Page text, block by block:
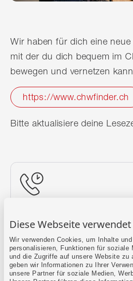
Diese Webseite
Wir verwenden Cookies, um Inhalte
personalisieren, Funktionen für soziale
und die Zugriffe auf unsere Website zu
geben wir Informationen zu Ihrer
unsere Partner für soziale Medien,
Wir haben für dich eine
mit der du dich bequem im
bewegen und vernetzen
https://www.chwfinder.ch
Bitte aktualisiere deine
Mehr erfahren